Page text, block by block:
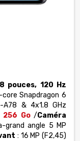
pouces, 120 Hz
Snapdragon 6
& 4x1.8 GHz
256 Go/Caméra
grand angle 5 MP
: 16 MP (F2,45)